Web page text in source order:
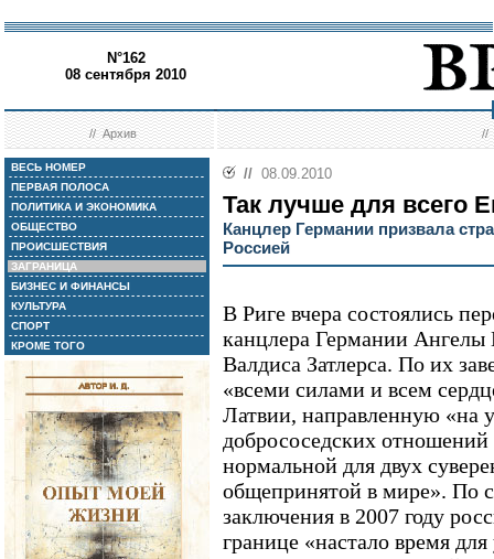
N°162
08 сентября 2010
//Архив //
ВЕСЬ НОМЕР
ПЕРВАЯ ПОЛОСА
ПОЛИТИКА И ЭКОНОМИКА
ОБЩЕСТВО
ПРОИСШЕСТВИЯ
ЗАГРАНИЦА
БИЗНЕС И ФИНАНСЫ
КУЛЬТУРА
СПОРТ
КРОМЕ ТОГО
// 08.09.2010
Так лучше для всего
Канцлер Германии призвала
Россией
В Риге вчера состоялись
канцлера Германии Ангелы
Валдиса Затлерса. По их
«всеми силами и всем
Латвии, направленную «на
добрососедских
нормальной для двух
общепринятой в мире». По
заключения в 2007 году
границе «настало время